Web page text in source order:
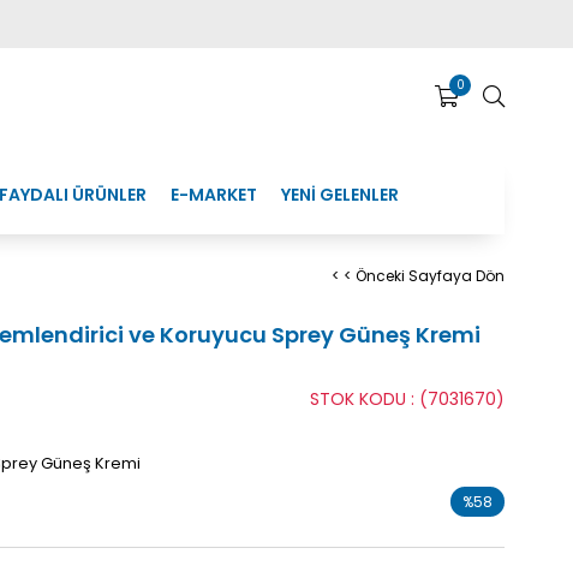
0
FAYDALI ÜRÜNLER E-MARKET YENİ GELENLER
< < Önceki Sayfaya Dön
ve Koruyucu Sprey Güneş Kremi
(7031670)
STOK KODU
Güneş Kremi
%58